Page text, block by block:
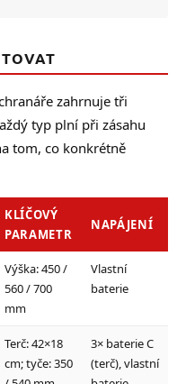
zahrnuje tři
typ plní při zásahu
tom, co konkrétně
KLÍČOVÝ
PARAMETR
NAPÁJENÍ
Výška: 450 /
560 / 700
mm
Vlastní
baterie
Terč: 42×18
cm; tyče: 350
3× baterie C
(terč), vlastní